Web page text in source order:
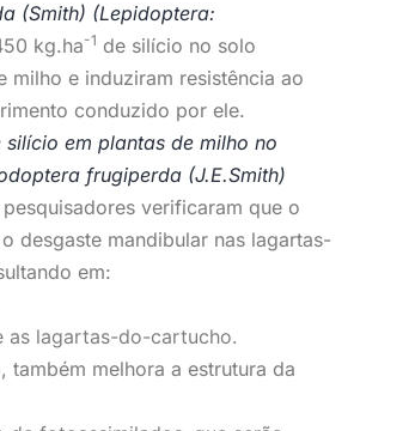
(Smith) (Lepidoptera:
kg.ha-1 de silício no solo
milho e induziram resistência ao
conduzido por ele.
em plantas de milho no
frugiperda (J.E.Smith)
verificaram que o
desgaste mandibular nas lagartas-
em:
as lagartas-do-cartucho.
melhora a estrutura da